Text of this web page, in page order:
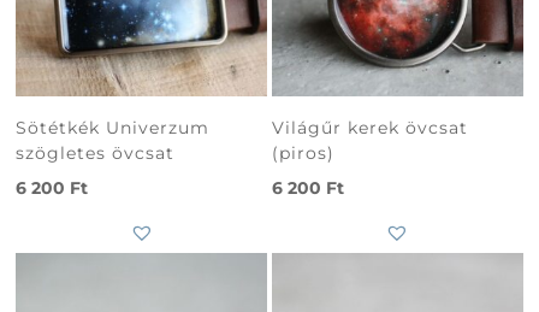
Sötétkék Univerzum
szögletes övcsat
6 200 Ft
Világűr kerek övcsat
(piros)
6 200 Ft